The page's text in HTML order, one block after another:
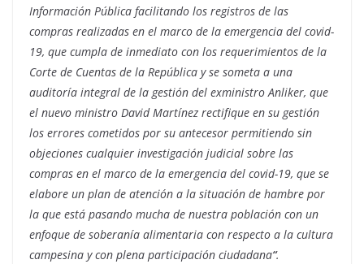
Información Pública facilitando los registros de las
compras realizadas en el marco de la emergencia del covid-
19, que cumpla de inmediato con los requerimientos de la
Corte de Cuentas de la República y se someta a una
auditoría integral de la gestión del exministro Anliker, que
el nuevo ministro David Martínez rectifique en su gestión
los errores cometidos por su antecesor permitiendo sin
objeciones cualquier investigación judicial sobre las
compras en el marco de la emergencia del covid-19, que se
elabore un plan de atención a la situación de hambre por
la que está pasando mucha de nuestra población con un
enfoque de soberanía alimentaria con respecto a la cultura
campesina y con plena participación ciudadana“.